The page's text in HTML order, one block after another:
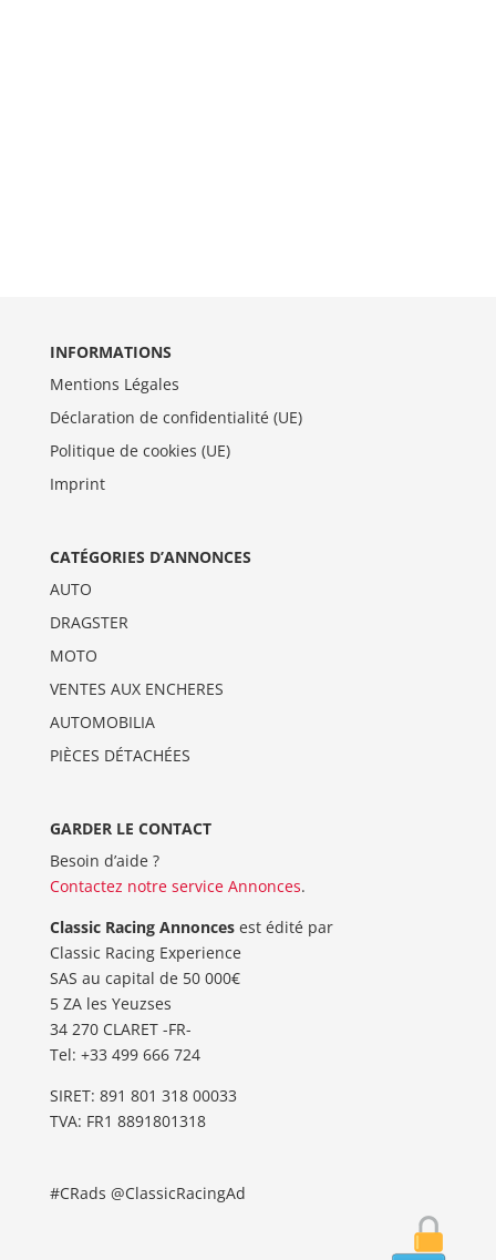
INFORMATIONS
Mentions Légales
Déclaration de confidentialité (UE)
Politique de cookies (UE)
Imprint
CATÉGORIES D’ANNONCES
AUTO
DRAGSTER
MOTO
VENTES AUX ENCHERES
AUTOMOBILIA
PIÈCES DÉTACHÉES
GARDER LE CONTACT
Besoin d’aide ?
Contactez notre service Annonces.
Classic Racing Annoncesest édité par
Classic Racing Experience
SAS au capital de 50 000€
5 ZA les Yeuzses
34 270 CLARET -FR-
Tel: ‭+33 499 666 724‬
SIRET: 891 801 318 00033
TVA: FR1 8891801318
#CRads @ClassicRacingAd